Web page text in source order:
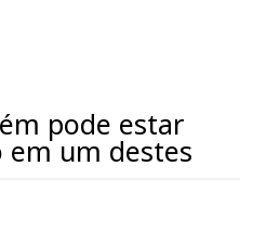
pode estar
em um destes